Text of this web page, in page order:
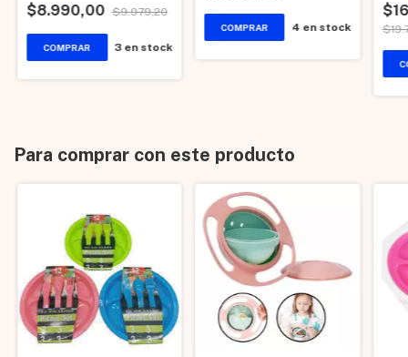
$8.990,00 $9.979,20
3en stock
4 en stock
Para comprar con este producto